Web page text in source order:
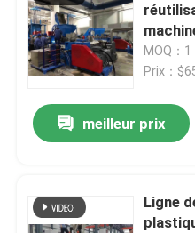
flocon
MOQ：
Prix：
meilleur prix
Ligne